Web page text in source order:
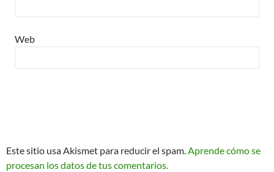
Web
Este sitio usa Akismet para reducir el spam.Aprende cómo se
procesan los datos de tus comentarios.